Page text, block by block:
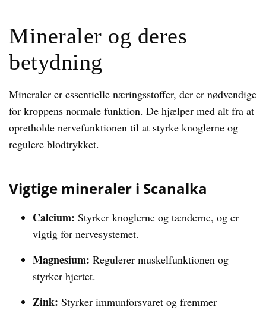
Mineraler og deres
betydning
Mineraler er essentielle næringsstoffer, der er nødvendige
for kroppens normale funktion. De hjælper med alt fra at
opretholde nervefunktionen til at styrke knoglerne og
regulere blodtrykket.
Vigtige mineraler i Scanalka
Calcium: Styrker knoglerne og tænderne, og er
vigtig for nervesystemet.
Magnesium: Regulerer muskelfunktionen og
styrker hjertet.
Zink: Styrker immunforsvaret og fremmer